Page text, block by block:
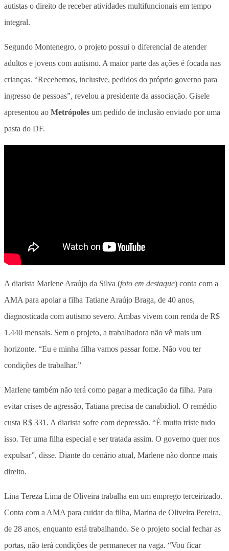
autistas o direito de receber atividades multifuncionais em tempo
integral.
Segundo Montenegro, o projeto possui o diferencial de atender
adultos e jovens com autismo. A maior parte das ações é focada nas
crianças. “Recebemos, inclusive, pedidos do próprio governo para
ingresso de pessoas”, revelou a presidente da associação. Gisele
apresentou ao Metrópoles um pedido de inclusão enviado por uma
pasta do DF.
A diarista Marlene Araújo da Silva (foto em destaque) conta com a
AMA para apoiar a filha Tatiane Araújo Braga, de 40 anos,
diagnosticada com autismo severo. Ambas vivem com renda de R$
1.440 mensais. Sem o projeto, a trabalhadora não vê mais um
horizonte. “Eu e minha filha vamos passar fome. Não vou ter
condições de trabalhar.”
Marlene também não terá como pagar a medicação da filha. Para
evitar crises de agressão, Tatiana precisa de canabidiol. O remédio
custa R$ 331. A diarista sofre com depressão. “É muito triste tudo
isso. Ter uma filha especial e ser tratada assim. O governo quer nos
expulsar”, disse. Diante do cenário atual, Marlene não dorme mais
direito.
Lina Tereza Lima de Oliveira trabalha em um emprego terceirizado.
Conta com a AMA para cuidar da filha, Marina de Oliveira Pereira,
de 28 anos, enquanto está trabalhando. Se o projeto social fechar as
portas, não terá condições de permanecer na vaga. “Vou ficar